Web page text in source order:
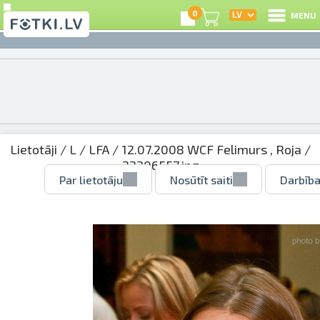
0 MENU
Lietotāji / L/ LFA/ 12.07.2008 WCF Felimurs , Roja /
22306557.jpg
Par lietotāju Nosūtīt saiti